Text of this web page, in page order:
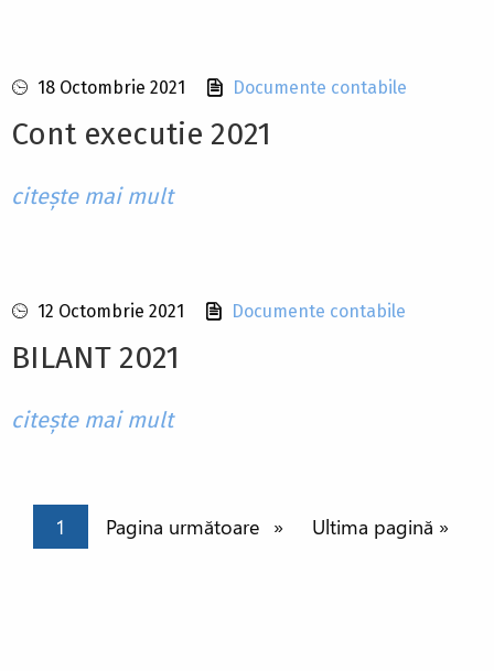
18 Octombrie 2021 Documente contabile
Cont executie 2021
citește mai mult
12 Octombrie 2021 Documente contabile
BILANT 2021
citește mai mult
PaginațiePagina curentă
1 Pagina următoare
Pagina următoare Ultima pagină
Ultima pagină »